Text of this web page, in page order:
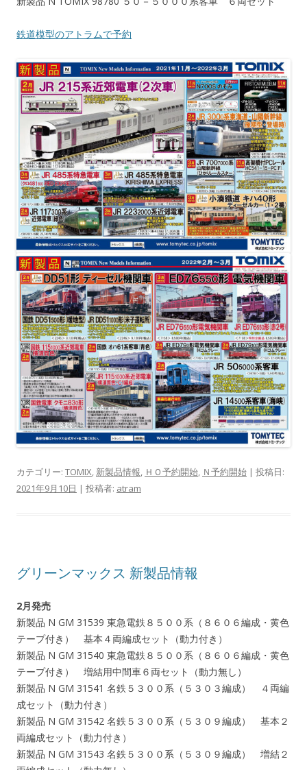
鉄道模型のアトラムで予約
カテゴリー: TOMIX, 新製品情報, ＨＯ予約開始, Ｎ予約開始 | 投稿日:
2021年9月10日 | 投稿者: atram
グリーンマックス 新製品情報
2月発売
新製品 N GM 31539 東急電鉄８５００系（８６０６編成・黄色
テープ付き） 基本４両編成セット（動力付き）
新製品 N GM 31540 東急電鉄８５００系（８６０６編成・黄色
テープ付き） 増結用中間車６両セット（動力無し）
新製品 N GM 31541 名鉄５３００系（５３０３編成） ４両編
成セット（動力付き）
新製品 N GM 31542 名鉄５３００系（５３０９編成） 基本２
両編成セット（動力付き）
新製品 N GM 31543 名鉄５３００系（５３０９編成） 増結２